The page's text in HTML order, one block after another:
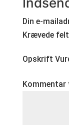
Din e-
Krævede
Opskrift
Kommentar